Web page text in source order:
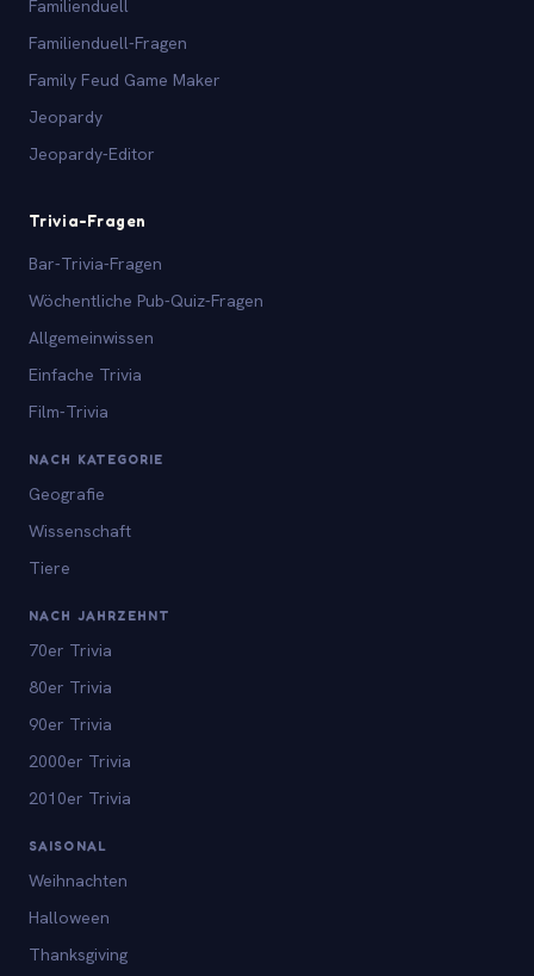
Familienduell
Familienduell-Fragen
Family Feud Game Maker
Jeopardy
Jeopardy-Editor
Trivia-Fragen
Bar-Trivia-Fragen
Wöchentliche Pub-Quiz-Fragen
Allgemeinwissen
Einfache Trivia
Film-Trivia
NACH KATEGORIE
Geografie
Wissenschaft
Tiere
NACH JAHRZEHNT
70er Trivia
80er Trivia
90er Trivia
2000er Trivia
2010er Trivia
SAISONAL
Weihnachten
Halloween
Thanksgiving